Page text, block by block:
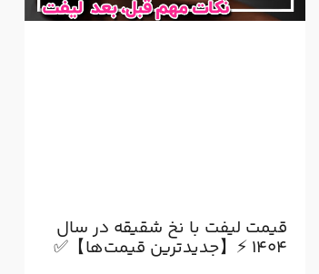
قیمت لیفت با نخ شقیقه در سال
۱۴۰۴ ⚡【جدیدترین قیمت‌ها】✅